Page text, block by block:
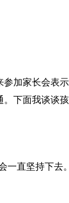
参加家长会表
。下面我谈谈
一直坚持下去。